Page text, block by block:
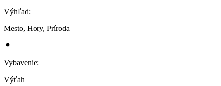
Výhľad:
Mesto, Hory, Príroda
Vybavenie:
Výťah